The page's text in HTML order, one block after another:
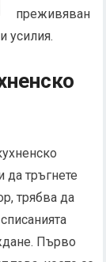
преживяван
усилия.
тръгнете
трябва да
Първо